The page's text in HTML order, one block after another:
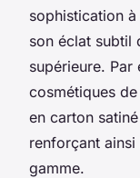
sophistication
son éclat subtil
supérieure. Par
cosmétiques
en carton
renforçant
gamme.